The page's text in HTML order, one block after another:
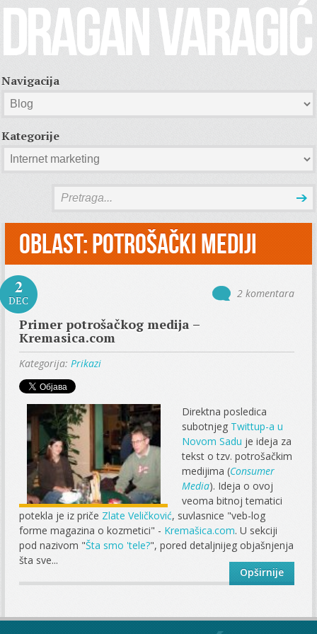
Navigacija
Kategorije
Oblast:Potrošački mediji
2
DEC
2 komentara
Primer potrošačkog medija –
Kremasica.com
Kategorija: Prikazi
Direktna posledica
subotnjeg Twittup-a u
Novom Sadu je ideja za
tekst o tzv. potrošačkim
medijima (Consumer
Media). Ideja o ovoj
veoma bitnoj tematici
potekla je iz priče Zlate Veličković, suvlasnice "veb-log
forme magazina o kozmetici" - Kremašica.com. U sekciji
pod nazivom "Šta smo 'tele?", pored detaljnijeg objašnjenja
šta sve...
Opširnije